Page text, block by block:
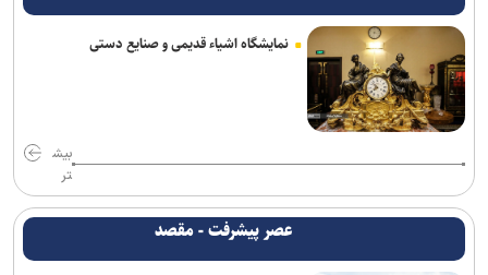
نمایشگاه اشیاء قدیمی و صنایع دستی
بیش
تر
عصر پیشرفت - مقصد